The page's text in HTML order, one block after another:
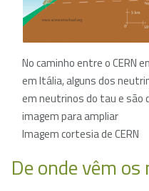
No caminho entre o CERN
em Itália, alguns dos
em neutrinos do tau e são
imagem para ampliar
Imagem cortesia de CERN
De onde vêm